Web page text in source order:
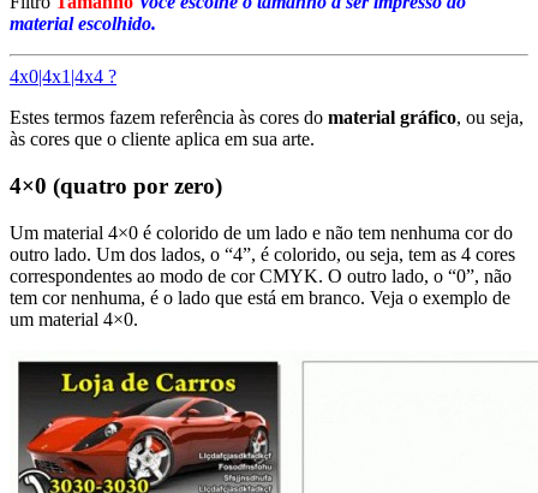
material escolhido.
4x0|4x1|4x4 ?
Estes termos fazem referência às cores do material gráfico, ou seja,
às cores que o cliente aplica em sua arte.
4×0 (quatro por zero)
Um material 4×0 é colorido de um lado e não tem nenhuma cor do
outro lado. Um dos lados, o “4”, é colorido, ou seja, tem as 4 cores
correspondentes ao modo de cor CMYK. O outro lado, o “0”, não
tem cor nenhuma, é o lado que está em branco. Veja o exemplo de
um material 4×0.